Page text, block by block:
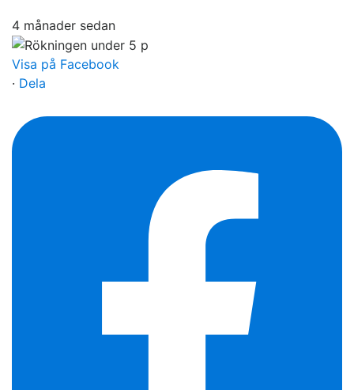
4 månader sedan
Visa på Facebook
· Dela